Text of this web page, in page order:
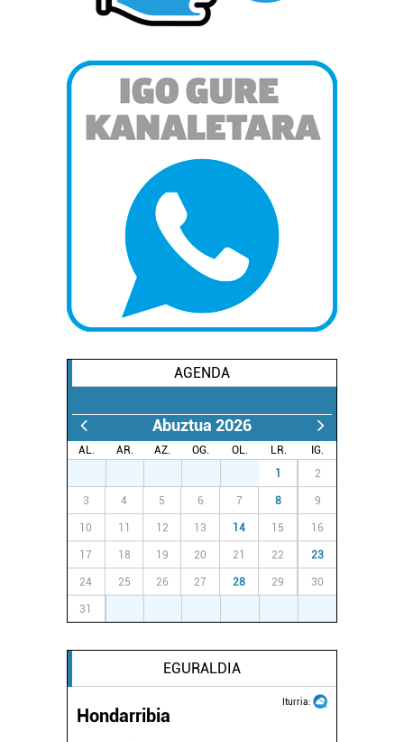
buruzko informazio gehiago eta ezarri zure lehentasunak
datuen atalean. Edozein unetan alda edo ken dezakezu
Webgune honek cookie propioak eta hirugarrenen cookie-
fitxategiak erabiltzen ditu. Zure esperientzia eta
zerbitzuak hobetzeko asmoz, cookie teknologiaz
baliatzen gara. Ohar hau onartuz gero, teknologia hori
erabiltzeko baimen esplizitua ematen diguzu.
AGENDA
Abuztua 2026
AL. AR. AZ. OG. OL. LR.
IG.
1 2
3 4 5 6 7 8 9
10 11 12 13 14 15 16
17 18 19 20 21 22 23
24 25 26 27 28 29 30
31
EGURALDIA
Iturria:
Hondarribia